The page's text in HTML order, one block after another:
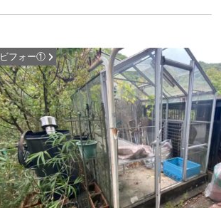
ビフォー①